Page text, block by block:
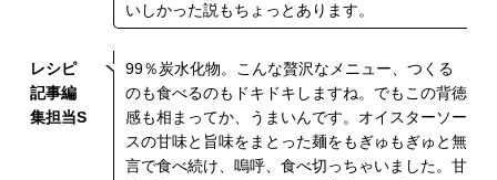
いしかった説もちょっとあります。
レシピ
記事編
集担当S
99％炭水化物。こんな贅沢なメニュー、つくる
のも食べるのもドキドキしますね。でもこの背徳
感も相まってか、うまいんです。オイスターソー
スの甘味と旨味をまとった麺をもぎゅもぎゅと無
言で食べ続け、嗚呼、食べ切っちゃいました。甘